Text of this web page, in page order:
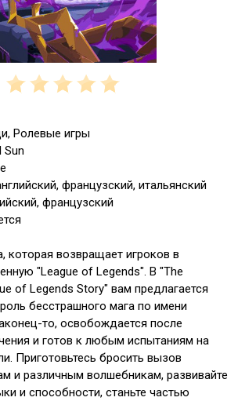
Ролевые игры
Sun
французский, итальянский
французский
которая возвращает игроков в
"League of Legends". В "The
of Legends Story" вам предлагается
бесстрашного мага по имени
то, освобождается после
и готов к любым испытаниям на
Приготовьтесь бросить вызов
и различным волшебникам, развивайте
и способности, станьте частью